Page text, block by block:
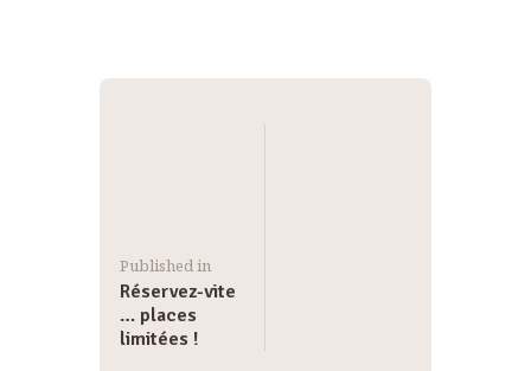
Navigation
Published in
Réservez-vite
… places
limitées !